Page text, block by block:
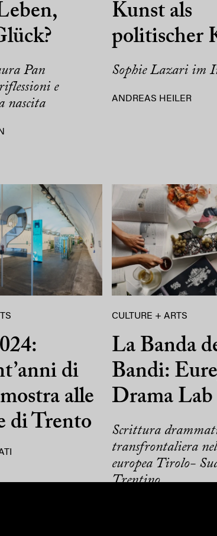
Pan
e
nascita
Kunst als
politischer
Sophie Lazari im
ANDREAS HEILER
di
alle
di Trento
CULTURE + ARTS
La Banda
Bandi:
Drama Lab
Scrittura
transfrontaliera
europea Tirolo-
Trentino